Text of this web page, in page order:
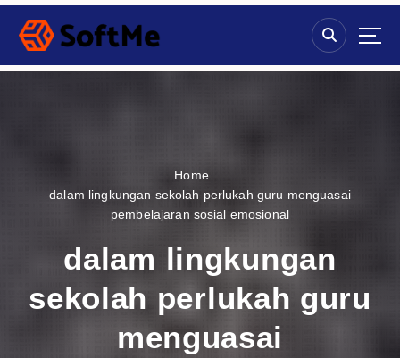
S
p
Home
dalam lingkungan sekolah perlukah guru menguasai
pembelajaran sosial emosional
dalam lingkungan
sekolah perlukah guru
menguasai